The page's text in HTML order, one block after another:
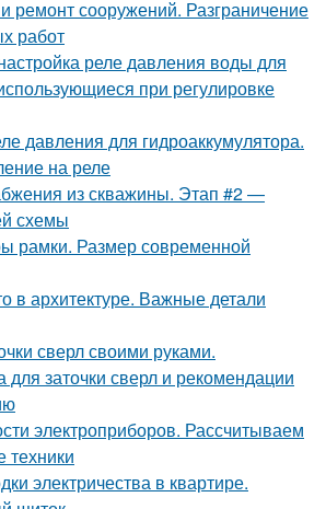
ремонт сооружений. Разграничение
работ
реле давления воды для
при регулировке
давления для гидроаккумулятора.
на реле
из скважины. Этап #2 —
схемы
рамки. Размер современной
в архитектуре. Важные детали
сверл своими руками.
для заточки сверл и рекомендации
электроприборов. Рассчитываем
техники
электричества в квартире.